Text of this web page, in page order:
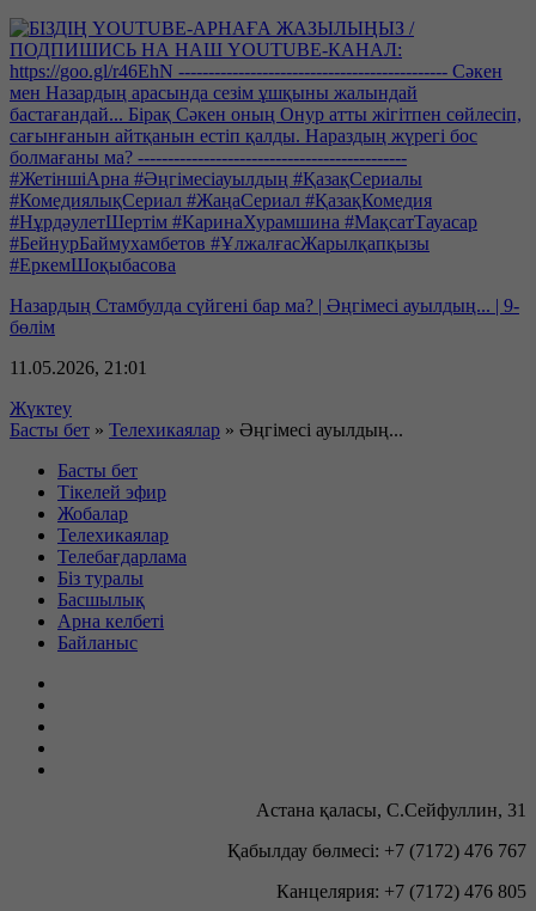
Назардың Стамбулда сүйгені бар ма? | Әңгімесі ауылдың... | 9-
бөлім
11.05.2026, 21:01
Басты бет » Телехикаялар » Әңгімесі ауылдың...
Басты бет
Тікелей эфир
Жобалар
Телехикаялар
Телебағдарлама
Біз туралы
Басшылық
Арна келбеті
Байланыс
Астана қаласы, С.Сейфуллин, 31
Қабылдау бөлмесі: +7 (7172) 476 767
Канцелярия: +7 (7172) 476 805